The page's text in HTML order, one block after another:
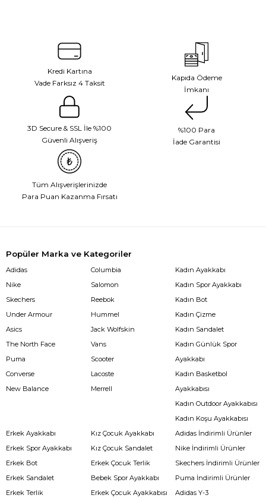
Kredi Kartına
Vade Farksız 4 Taksit
Kapıda Ödeme
İmkanı
3D Secure & SSL İle %100
Güvenli Alışveriş
%100 Para
İade Garantisi
Tüm Alışverişlerinizde
Para Puan Kazanma Fırsatı
Popüler Marka ve Kategoriler
Adidas
Nike
Skechers
Under Armour
Asics
The North Face
Puma
Converse
New Balance
Columbia
Salomon
Reebok
Hummel
Jack Wolfskin
Vans
Scooter
Lacoste
Merrell
Kadın Ayakkabı
Kadın Spor Ayakkabı
Kadın Bot
Kadın Çizme
Kadın Sandalet
Kadın Günlük Spor
Ayakkabı
Kadın Basketbol
Ayakkabısı
Kadın Outdoor Ayakkabısı
Kadın Koşu Ayakkabısı
Erkek Ayakkabı
Erkek Spor Ayakkabı
Erkek Bot
Erkek Sandalet
Erkek Terlik
Kız Çocuk Ayakkabı
Kız Çocuk Sandalet
Erkek Çocuk Terlik
Bebek Spor Ayakkabı
Erkek Çocuk Ayakkabısı
Adidas İndirimli Ürünler
Nike İndirimli Ürünler
Skechers İndirimli Ürünler
Puma İndirimli Ürünler
Adidas Y-3